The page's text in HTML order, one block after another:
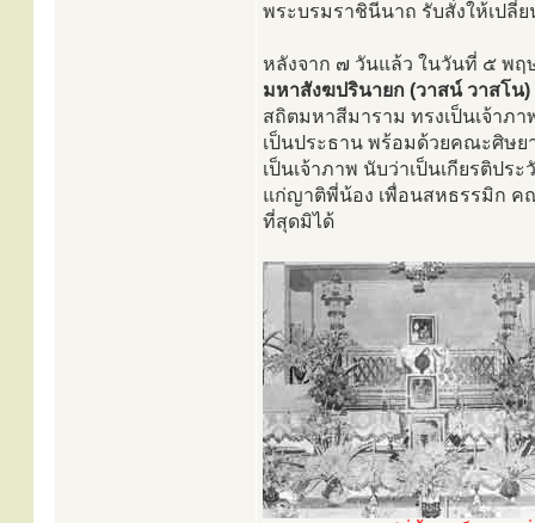
พระบรมราชินีนาถ รับสั่งให้เปลี่ย
หลังจาก ๗ วันแล้ว ในวันที่ ๕ พ
มหาสังฆปรินายก (วาสน์ วาสโน)
สถิตมหาสีมาราม ทรงเป็นเจ้า
เป็นประธาน พร้อมด้วยคณะศิษ
เป็นเจ้าภาพ นับว่าเป็นเกียรติป
แก่ญาติพี่น้อง เพื่อนสหธรรมิก ค
ที่สุดมิได้